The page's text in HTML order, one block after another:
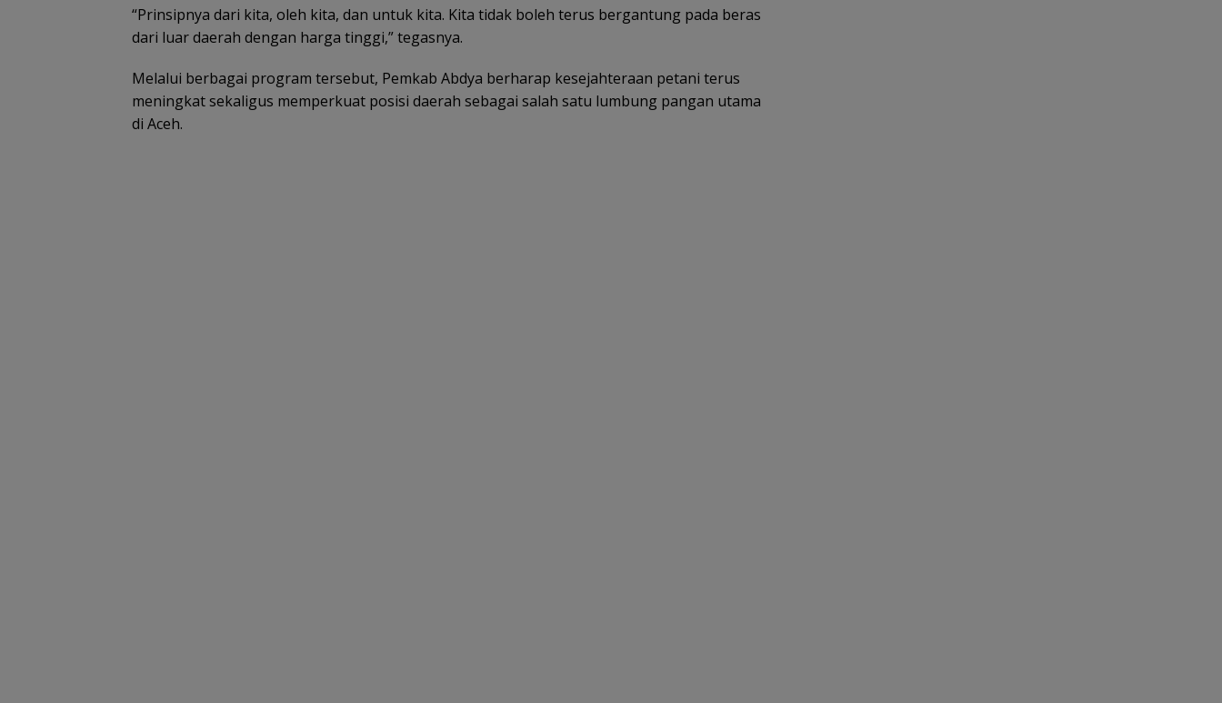
“Prinsipnya dari kita, oleh kita, dan untuk kita. Kita tidak boleh terus bergantung pada beras
dari luar daerah dengan harga tinggi,” tegasnya.
Melalui berbagai program tersebut, Pemkab Abdya berharap kesejahteraan petani terus
meningkat sekaligus memperkuat posisi daerah sebagai salah satu lumbung pangan utama
di Aceh.